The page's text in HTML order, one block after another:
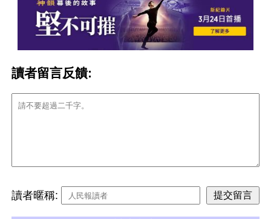
讀者留言反饋:
讀者暱稱: